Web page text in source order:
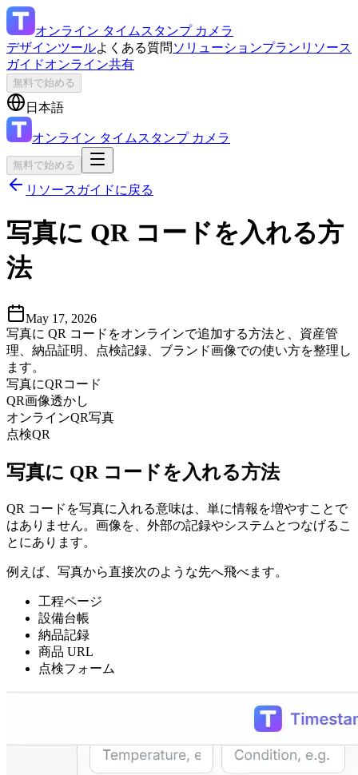
オンライン タイムスタンプ カメラ
デザインツールよくある質問 ソリューションプラン リソース
ガイドオンライン共有
無料で始める
日本語
オンライン タイムスタンプ カメラ
無料で始める
リソースガイドに戻る
写真に QR コードを入れる方
法
May 17, 2026
写真に QR コードをオンラインで追加する方法と、資産管
理、納品証明、点検記録、ブランド画像での使い方を整理し
ます。
写真にQRコード
QR画像透かし
オンラインQR写真
点検QR
写真に QR コードを入れる方法
QR コードを写真に入れる意味は、単に情報を増やすことで
はありません。画像を、外部の記録やシステムとつなげるこ
とにあります。
例えば、写真から直接次のような先へ飛べます。
工程ページ
設備台帳
納品記録
商品 URL
点検フォーム